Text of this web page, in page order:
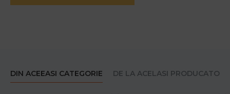
DIN ACEEASI CATEGORIE DE LA ACELASI PRODUCATOR